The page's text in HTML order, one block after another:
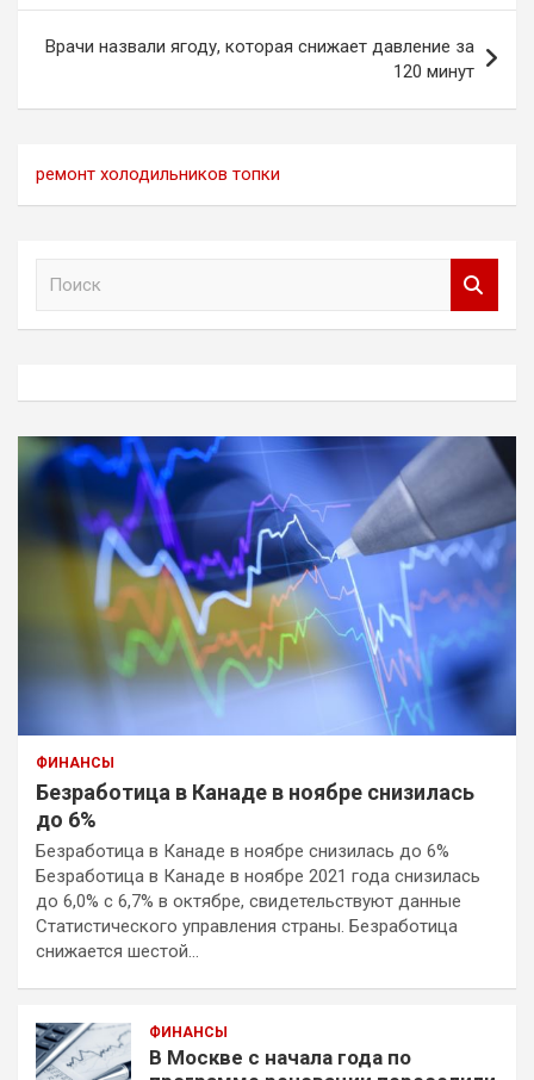
Врачи назвали ягоду, которая снижает давление за
120 минут
ремонт холодильников топки
ФИНАНСЫ
Безработица в Канаде в ноябре снизилась
до 6%
Безработица в Канаде в ноябре снизилась до 6%
Безработица в Канаде в ноябре 2021 года снизилась
до 6,0% с 6,7% в октябре, свидетельствуют данные
Статистического управления страны. Безработица
снижается шестой…
ФИНАНСЫ
В Москве с начала года по